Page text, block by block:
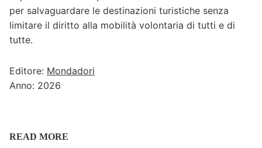
per salvaguardare le destinazioni turistiche senza
limitare il diritto alla mobilità volontaria di tutti e di
tutte.
Editore: Mondadori
Anno: 2026
READ MORE